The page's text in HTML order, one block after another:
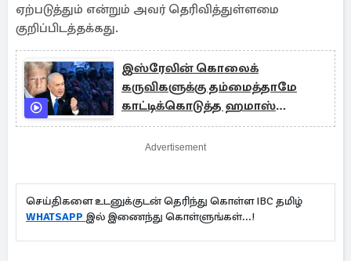
ஏற்படுத்தும் என்றும் அவர் தெரிவித்துள்ளமை
குறிப்பிடத்தக்கது.
இஸ்ரேலின் கொலைக்
கருவிகளுக்கு தம்மைத்தாமே
காட்டிக்கொடுத்த ஹமாஸ்
தலைவர்கள்!
Advertisement
செய்திகளை உடனுக்குடன் தெரிந்து கொள்ள IBC தமிழ்
WHATSAPP இல் இணைந்து கொள்ளுங்கள்...!